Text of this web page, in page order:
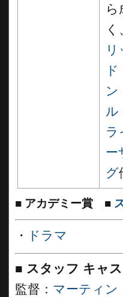
ら
リ
ン
ル
ラ
ー
グ
■ アカデミー賞 ■
・ ドラマ
■ スタッフ キャ
監督： マーティン